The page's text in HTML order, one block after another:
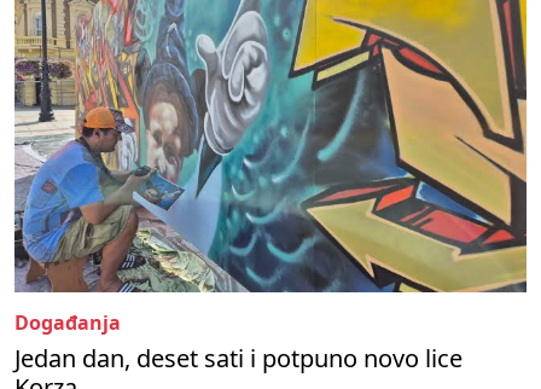
Događanja
Jedan dan, deset sati i potpuno novo lice